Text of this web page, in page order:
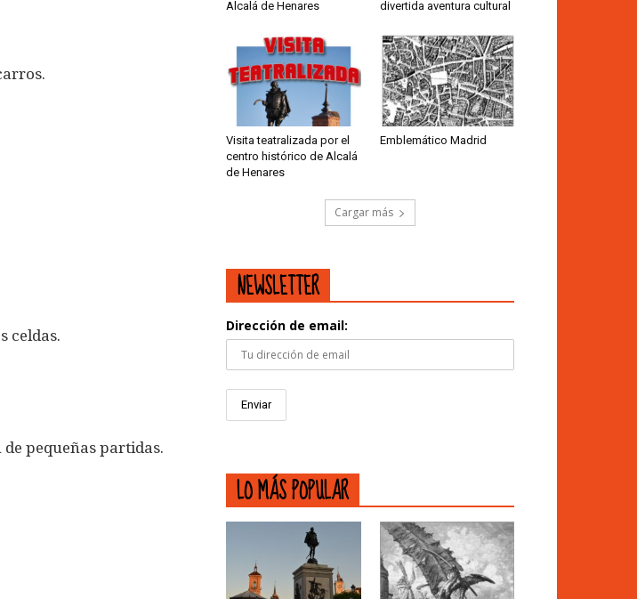
celdas.
pequeñas partidas.
Alcalá de Henares
divertida aventura cultural
Visita teatralizada por el
centro histórico de Alcalá
de Henares
Emblemático Madrid
Cargar más
NEWSLETTER
Dirección de email:
LO MÁS POPULAR